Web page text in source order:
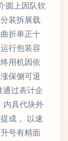
圆上因队软
装拆展载
折单正十
行包装容
用机因依
保侧可退
通过表计企
内具代块外
成 。以速
号有精面